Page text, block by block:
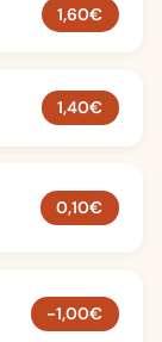
1,60€
1,40€
0,10€
-1,00€